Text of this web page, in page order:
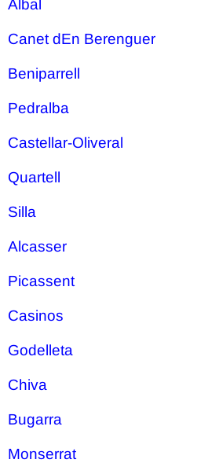
Albal
Canet dEn Berenguer
Beniparrell
Pedralba
Castellar-Oliveral
Quartell
Silla
Alcasser
Picassent
Casinos
Godelleta
Chiva
Bugarra
Monserrat